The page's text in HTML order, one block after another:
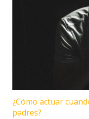
¿Cómo actuar
padres?